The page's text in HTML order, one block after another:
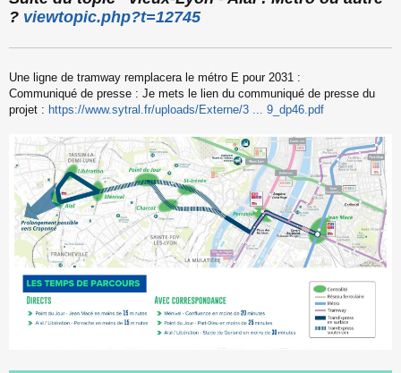
g
n
o
n
? viewtopic.php?t=12745
Une ligne de tramway remplacera le métro E pour 2031 :
Communiqué de presse : Je mets le lien du communiqué de presse du
projet : https://www.sytral.fr/uploads/Externe/3 ... 9_dp46.pdf